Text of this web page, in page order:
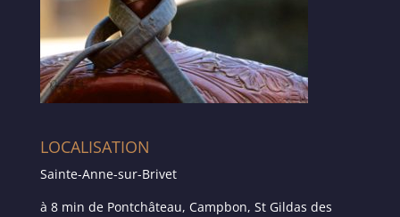
LOCALISATION
Sainte-Anne-sur-Brivet
à 8 min de Pontchâteau, Campbon, St Gildas des